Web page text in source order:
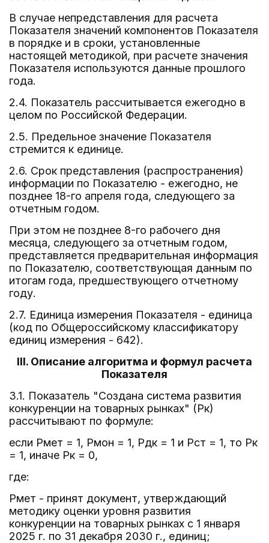
В случае непредставления для расчета
Показателя значений компонентов Показателя
в порядке и в сроки, установленные
настоящей методикой, при расчете значения
Показателя используются данные прошлого
года.
2.4. Показатель рассчитывается ежегодно в
целом по Российской Федерации.
2.5. Предельное значение Показателя
стремится к единице.
2.6. Срок представления (распространения)
информации по Показателю - ежегодно, не
позднее 18-го апреля года, следующего за
отчетным годом.
При этом не позднее 8-го рабочего дня
месяца, следующего за отчетным годом,
представляется предварительная информация
по Показателю, соответствующая данным по
итогам года, предшествующего отчетному
году.
2.7. Единица измерения Показателя - единица
(код по Общероссийскому классификатору
единиц измерения - 642).
III. Описание алгоритма и формул расчета
Показателя
3.1. Показатель "Создана система развития
конкуренции на товарных рынках" (Рк)
рассчитывают по формуле:
если Рмет = 1, Рмон = 1, Рдк = 1 и Рст = 1, то Рк
= 1, иначе Рк = 0,
где:
Рмет - принят документ, утверждающий
методику оценки уровня развития
конкуренции на товарных рынках с 1 января
2025 г. по 31 декабря 2030 г., единиц;